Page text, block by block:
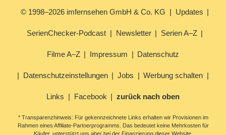
© 1998–2026 imfernsehen GmbH & Co. KG Updates
SerienChecker-Podcast Newsletter Serien A–Z
Filme A–Z Impressum Datenschutz
Datenschutzeinstellungen Jobs Werbung schalten
Links Facebook zurück nach oben
* Transparenzhinweis: Für gekennzeichnete Links erhalten wir Provisionen im
Rahmen eines Affiliate-Partnerprogramms. Das bedeutet keine Mehrkosten für
Käufer, unterstützt uns aber bei der Finanzierung dieser Website.